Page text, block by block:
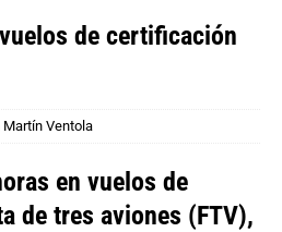
de certificación
Ventola
en vuelos de
de tres aviones (FTV),